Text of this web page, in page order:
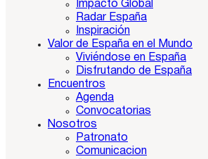
Impacto Global
Radar España
Inspiración
Valor de España en el Mundo
Viviéndose en España
Disfrutando de España
Encuentros
Agenda
Convocatorias
Nosotros
Patronato
Comunicacion